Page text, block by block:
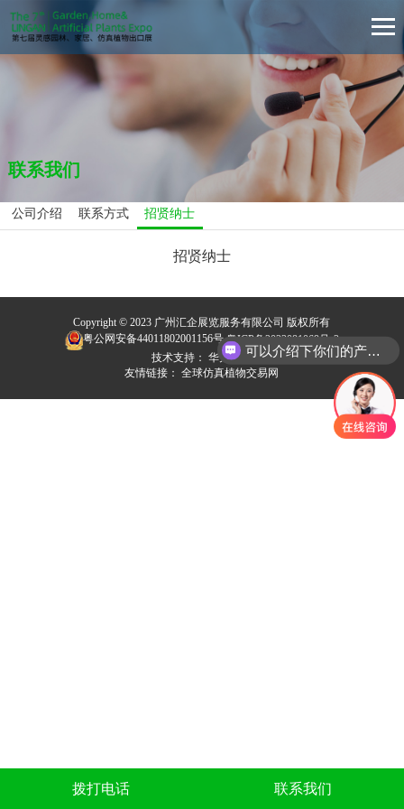
联系我们
公司介绍 联系方式 招贤纳士
招贤纳士
Copyright © 2023 广州汇企展览服务有限公司 版权所有
粤公网安备44011802001156号 粤ICP备2022081069号-2
技术支持：华大网络
友情链接：全球仿真植物交易网
拨打电话 联系我们
可以介绍下你们的产品么